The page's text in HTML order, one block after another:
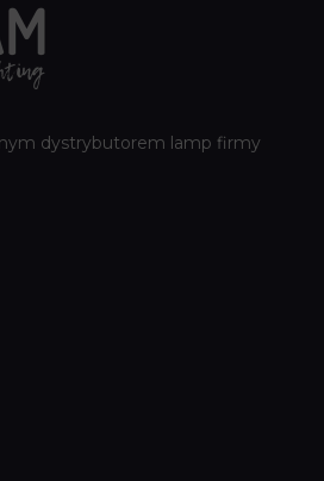
dystrybutorem lamp firmy